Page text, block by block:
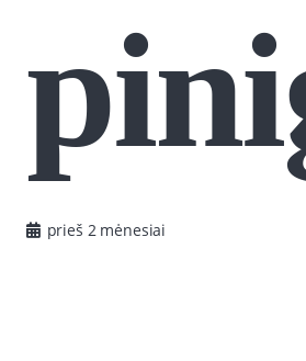
prieš 2 mėnesiai